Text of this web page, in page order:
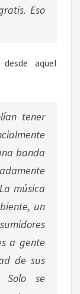
Eso
aquel
tener
banda
música
un
a gente
de sus
Solo se